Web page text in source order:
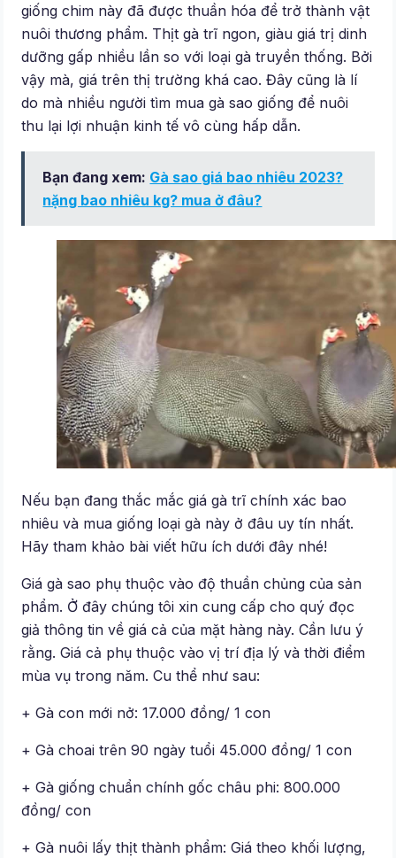
giống chim này đã được thuần hóa để trở thành vật
nuôi thương phẩm. Thịt gà trĩ ngon, giàu giá trị dinh
dưỡng gấp nhiều lần so với loại gà truyền thống. Bởi
vậy mà, giá trên thị trường khá cao. Đây cũng là lí
do mà nhiều người tìm mua gà sao giống để nuôi
thu lại lợi nhuận kinh tế vô cùng hấp dẫn.
Bạn đang xem: Gà sao giá bao nhiêu 2023?
nặng bao nhiêu kg? mua ở đâu?
Nếu bạn đang thắc mắc giá gà trĩ chính xác bao
nhiêu và mua giống loại gà này ở đâu uy tín nhất.
Hãy tham khảo bài viết hữu ích dưới đây nhé!
Giá gà sao phụ thuộc vào độ thuần chủng của sản
phẩm. Ở đây chúng tôi xin cung cấp cho quý đọc
giả thông tin về giá cả của mặt hàng này. Cần lưu ý
rằng. Giá cả phụ thuộc vào vị trí địa lý và thời điểm
mùa vụ trong năm. Cu thể như sau:
+ Gà con mới nở: 17.000 đồng/ 1 con
+ Gà choai trên 90 ngày tuổi 45.000 đồng/ 1 con
+ Gà giống chuẩn chính gốc châu phi: 800.000
đồng/ con
+ Gà nuôi lấy thịt thành phẩm: Giá theo khối lượng,